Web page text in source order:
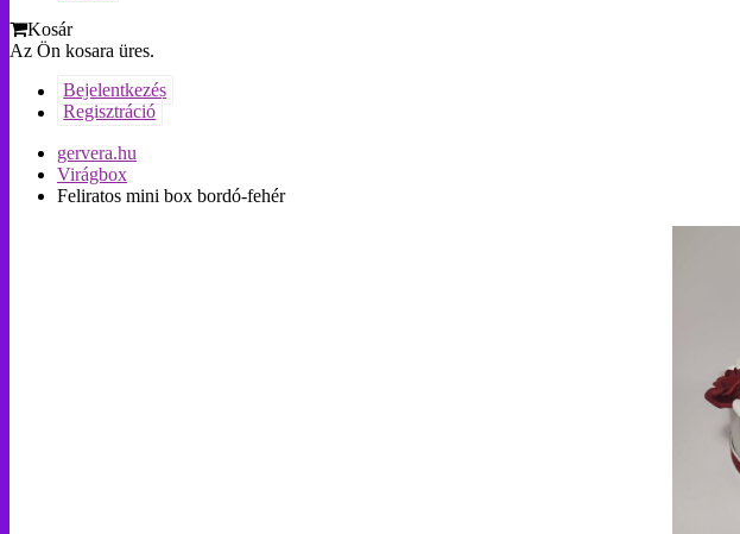
Kosár
Az Ön kosara üres.
Bejelentkezés
Regisztráció
gervera.hu
Virágbox
Feliratos mini box bordó-fehér